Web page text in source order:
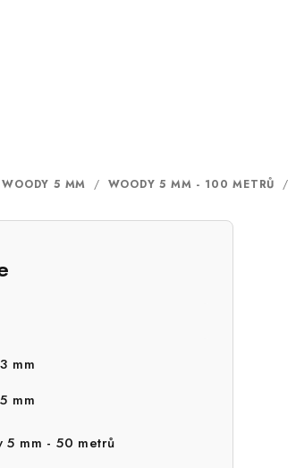
WOODY 5 MM / WOODY 5 MM - 100 METRŮ /
mm
mm
5 mm - 50 metrů